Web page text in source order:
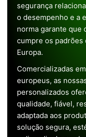
segurança
o desempenho e a
norma garante que
cumpre os padrões
Europa.
Comercializadas
europeus, as
personalizados
qualidade, fiável,
adaptada aos
solução segura,